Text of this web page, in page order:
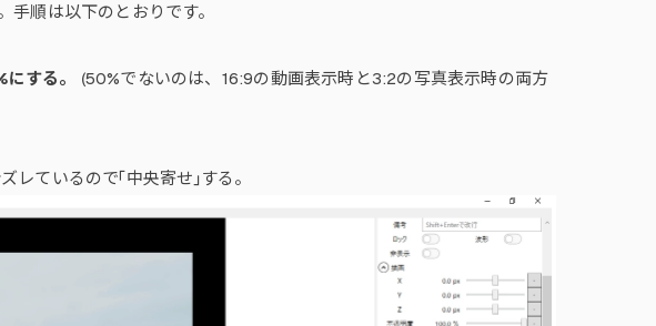
順は以下のとおりです。
する。
(50%でないのは、16:9の動画表示時と3:2の写真表示時の両方
レているので「中央寄せ」する。